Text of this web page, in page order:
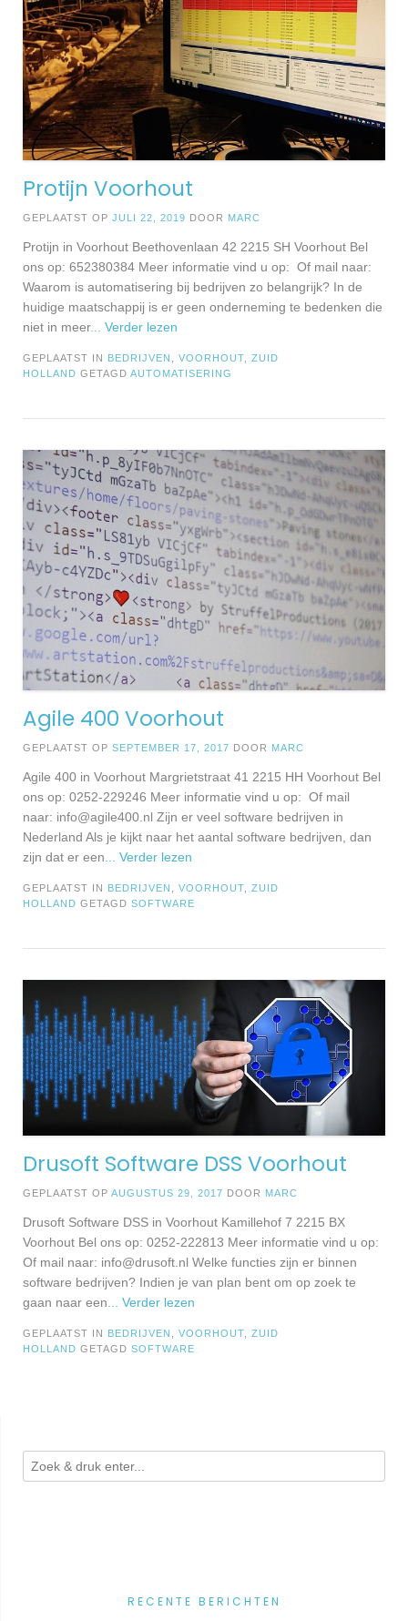
Protijn Voorhout
GEPLAATST OP JULI 22, 2019 DOOR MARC
Protijn in Voorhout Beethovenlaan 42 2215 SH Voorhout Bel
ons op: 652380384 Meer informatie vind u op: Of mail naar:
Waarom is automatisering bij bedrijven zo belangrijk? In de
huidige maatschappij is er geen onderneming te bedenken die
niet in meer... Verder lezen
GEPLAATST IN BEDRIJVEN , VOORHOUT, ZUID
HOLLAND GETAGD AUTOMATISERING
Agile 400 Voorhout
GEPLAATST OP SEPTEMBER 17, 2017 DOOR MARC
Agile 400 in Voorhout Margrietstraat 41 2215 HH Voorhout Bel
ons op: 0252-229246 Meer informatie vind u op: Of mail
naar: info@agile400.nl Zijn er veel software bedrijven in
Nederland Als je kijkt naar het aantal software bedrijven, dan
zijn dat er een ... Verder lezen
GEPLAATST IN BEDRIJVEN VOORHOUT
ZUID
HOLLAND GETAGD SOFTWARE
Drusoft Software DSS Voorhout
GEPLAATST OP AUGUSTUS 29, 2017 DOOR MARC
Drusoft Software DSS in Voorhout Kamillehof 7 2215 BX
Voorhout Bel ons op: 0252-222813 Meer informatie vind u op:
Of mail naar: info@drusoft.nl Welke functies zijn er binnen
software bedrijven? Indien je van plan bent om op zoek te
gaan naar een ... Verder lezen
GEPLAATST IN BEDRIJVEN VOORHOUT
ZUID
HOLLAND GETAGD SOFTWARE
RECENTE BERICHTEN